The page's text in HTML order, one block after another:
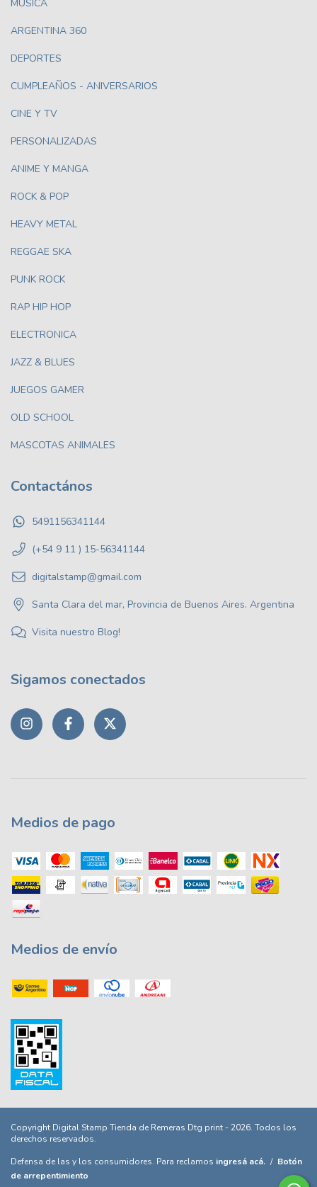
MUSICA
ARGENTINA 360
DEPORTES
CUMPLEAÑOS - ANIVERSARIOS
CINE Y TV
PERSONALIZADAS
ANIME Y MANGA
ROCK & POP
HEAVY METAL
REGGAE SKA
PUNK ROCK
RAP HIP HOP
ELECTRONICA
JAZZ & BLUES
JUEGOS GAMER
OLD SCHOOL
MASCOTAS ANIMALES
Contactános
5491156341144
(+54 9 11 ) 15-56341144
digitalstamp@gmail.com
Santa Clara del mar, Provincia de Buenos Aires. Argentina
Visita nuestro Blog!
Sigamos conectados
Medios de pago
Medios de envío
Copyright Digital Stamp Tienda de Remeras Dtg print - 2026. Todos los
derechos reservados.
Defensa de las y los consumidores. Para reclamos ingresá acá. / Botón
de arrepentimiento